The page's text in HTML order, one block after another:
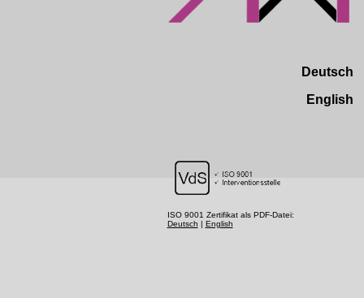
Deutsch
English
ISO 9001 Zertifikat als PDF-Datei:
Deutsch | English